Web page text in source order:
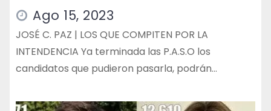
Ago 15, 2023
JOSÉ C. PAZ | LOS QUE COMPITEN POR LA
INTENDENCIA Ya terminada las P.A.S.O los
candidatos que pudieron pasarla, podrán…